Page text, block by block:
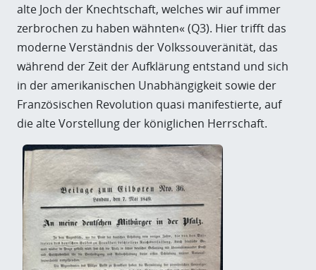
alte Joch der Knechtschaft, welches wir auf immer
zerbrochen zu haben wähnten« (Q3). Hier trifft das
moderne Verständnis der Volkssouveränität, das
während der Zeit der Aufklärung entstand und sich
in der amerikanischen Unabhängigkeit sowie der
Französischen Revolution quasi manifestierte, auf
die alte Vorstellung der königlichen Herrschaft.